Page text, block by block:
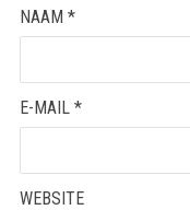
NAAM *
E-MAIL *
WEBSITE